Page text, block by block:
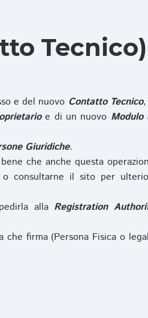
Tecnico)
e del nuovo Contatto Tecnico
e di un nuovo Modulo
Giuridiche.
che anche questa
consultarne il sito per
alla Registration
firma (Persona Fisica o